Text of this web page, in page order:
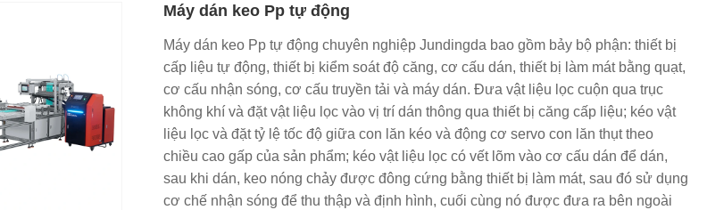
Máy dán keo Pp tự động
Máy dán keo Pp tự động chuyên nghiệp Jundingda bao gồm bảy bộ phận: thiết bị
cấp liệu tự động, thiết bị kiểm soát độ căng, cơ cấu dán, thiết bị làm mát bằng quạt,
cơ cấu nhận sóng, cơ cấu truyền tải và máy dán. Đưa vật liệu lọc cuộn qua trục
không khí và đặt vật liệu lọc vào vị trí dán thông qua thiết bị căng cấp liệu; kéo vật
liệu lọc và đặt tỷ lệ tốc độ giữa con lăn kéo và động cơ servo con lăn thụt theo
chiều cao gấp của sản phẩm; kéo vật liệu lọc có vết lõm vào cơ cấu dán để dán,
sau khi dán, keo nóng chảy được đông cứng bằng thiết bị làm mát, sau đó sử dụng
cơ chế nhận sóng để thu thập và định hình, cuối cùng nó được đưa ra bên ngoài